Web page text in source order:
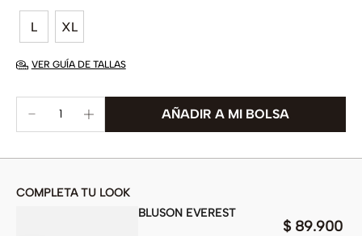
L XL
VER GUÍA DE TALLAS
COMPLETA TU LOOK
BLUSON EVEREST
$ 89.900